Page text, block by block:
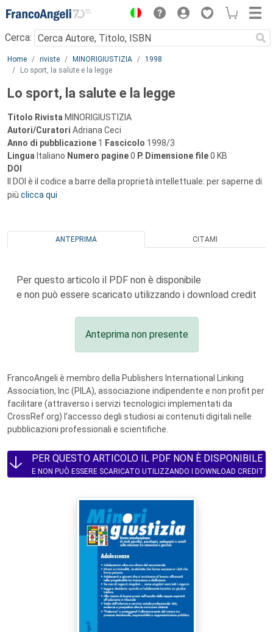
Menu
Cerca:
Main content
Home riviste MINORIGIUSTIZIA
1998
Lo sport, la salute e la legge
Lo sport, la salute e la legge
Titolo Rivista MINORIGIUSTIZIA
Autori/Curatori Adriana Ceci
Anno di pubblicazione 1 Fascicolo 1998/3
Lingua Italiano Numero pagine0 P. Dimensione file0 KB
DOI
Il DOI è il codice a barre della proprietà intellettuale: per saperne di
più clicca qui
ANTEPRIMA CITAMI
Per questo articolo il PDF non è disponibile
e non può essere scaricato utilizzando i download credit
Anteprima non presente
FrancoAngeli è membro della Publishers International Linking
Association, Inc (PILA), associazione indipendente e non profit per
facilitare (attraverso i servizi tecnologici implementati da
CrossRef.org) l’accesso degli studiosi ai contenuti digitali nelle
pubblicazioni professionali e scientifiche.
PER QUESTO ARTICOLO IL PDF NON È DISPONIBILE
E NON PUÒ ESSERE SCARICATO UTILIZZANDO I DOWNLOAD CREDIT